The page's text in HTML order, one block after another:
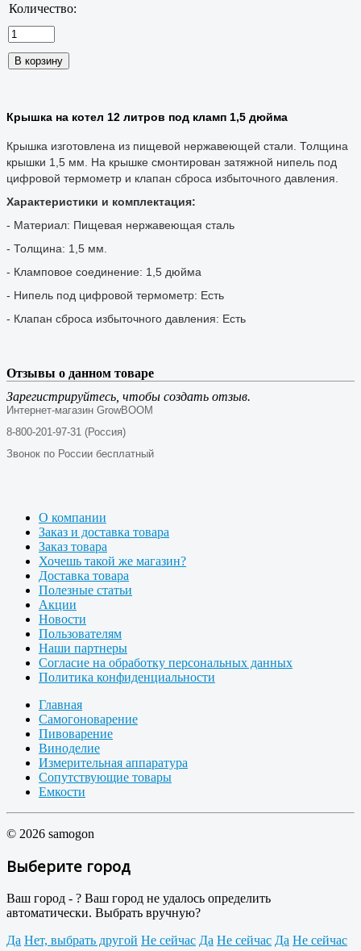
Количество:
Крышка на котел 12 литров под кламп 1,5 дюйма
Крышка изготовлена из пищевой нержавеющей стали. Толщина
крышки 1,5 мм. На крышке смонтирован затяжной нипель под
цифровой термометр и клапан сброса избыточного давления.
Характеристики и комплектация:
- Материал: Пищевая нержавеющая сталь
- Толщина: 1,5 мм.
- Кламповое соединение: 1,5 дюйма
- Нипель под цифровой термометр: Есть
- Клапан сброса избыточного давления: Есть
Отзывы о данном товаре
Зарегистрируйтесь, чтобы создать отзыв.
Интернет-магазин GrowBOOM
8-800-201-97-31 (Россия)
Звонок по России бесплатный
О компании
Заказ и доставка товара
Заказ товара
Хочешь такой же магазин?
Доставка товара
Полезные статьи
Акции
Новости
Пользователям
Наши партнеры
Согласие на обработку персональных данных
Политика конфиденциальности
Главная
Самогоноварение
Пивоварение
Виноделие
Измерительная аппаратура
Сопутствующие товары
Емкости
© 2026 samogon
Выберите город
Ваш город - ? Ваш город не удалось определить
автоматически. Выбрать вручную?
Да Нет, выбрать другой Не сейчас Да Не сейчас Да Не сейчас